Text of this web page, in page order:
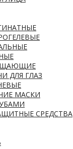
ДЛЯ ГЛАЗ
МАСКИ
СРЕДСТВА